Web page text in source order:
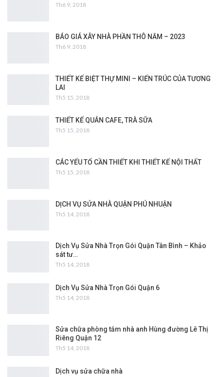
Th6 9, 2018
BÁO GIÁ XÂY NHÀ PHẦN THÔ NĂM – 2023
Th6 9, 2018
THIẾT KẾ BIỆT THỰ MINI – KIẾN TRÚC CỦA TƯƠNG
LAI
Th5 15, 2018
THIẾT KẾ QUÁN CAFE, TRÀ SỮA
Th5 15, 2018
CÁC YẾU TỐ CẦN THIẾT KHI THIẾT KẾ NỘI THẤT
Th5 15, 2018
DỊCH VỤ SỬA NHÀ QUẬN PHÚ NHUẬN
Th5 14, 2018
Dịch Vụ Sửa Nhà Trọn Gói Quận Tân Bình – Khảo
sát tư…
Th5 14, 2018
Dịch Vụ Sửa Nhà Trọn Gói Quận 6
Th5 14, 2018
Sửa chữa phòng tắm nhà anh Hùng đường Lê Thị
Riêng Quận 12
Th5 14, 2018
Dịch vụ sửa chữa nhà